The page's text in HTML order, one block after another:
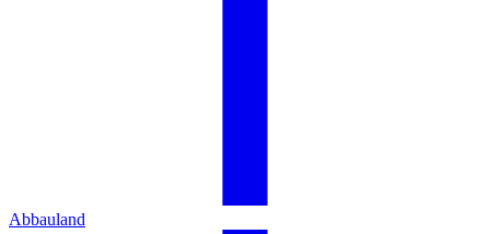
Abbauland